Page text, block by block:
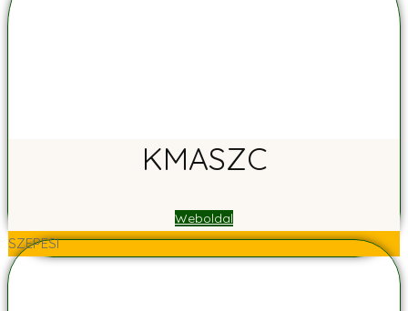
KMASZC
Weboldal
SZEPESI